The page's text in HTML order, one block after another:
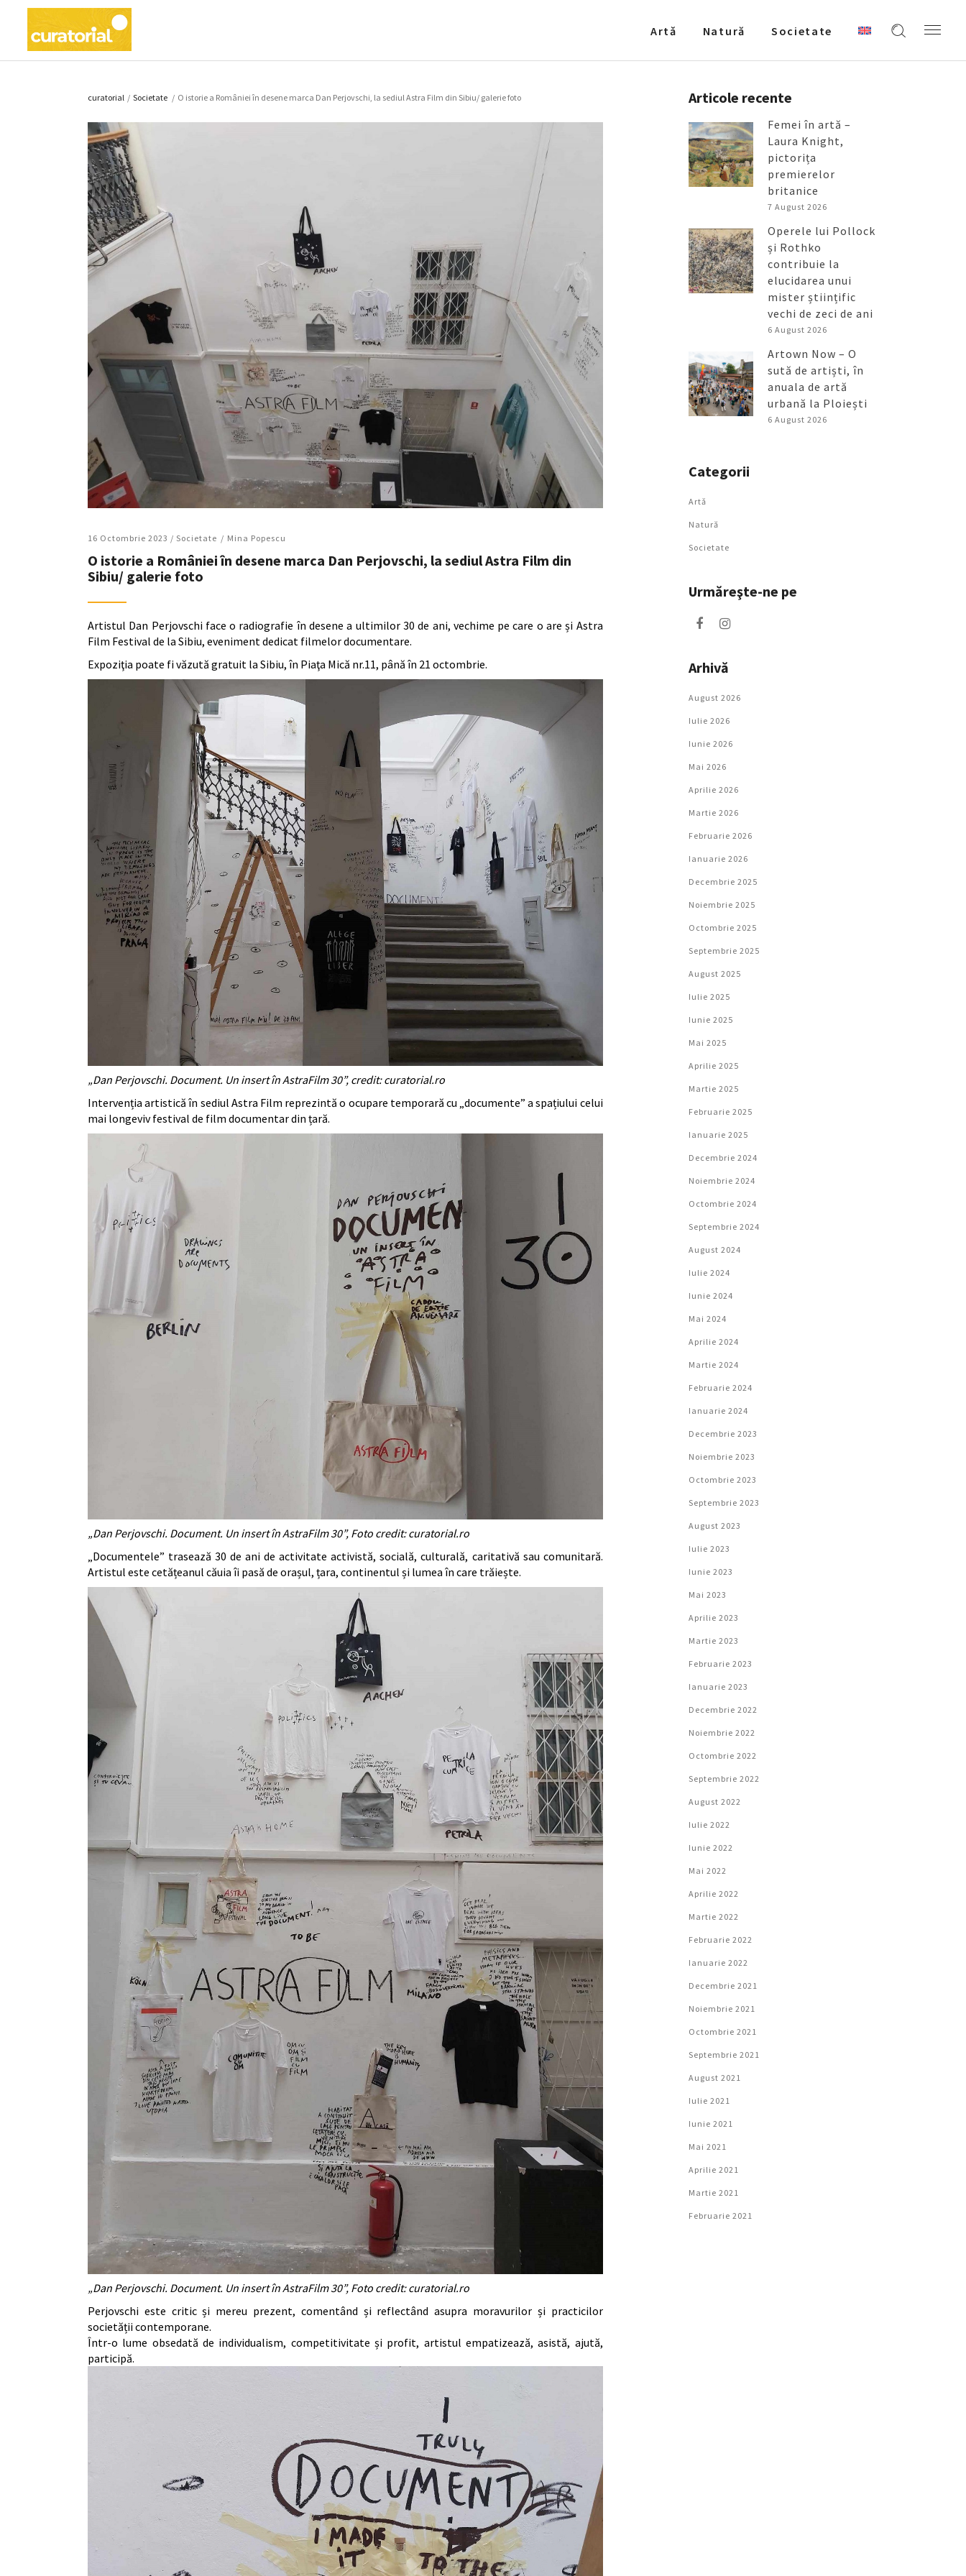
Artǎ Natură Societate
curatorial / Societate / O istorie a României în desene marca Dan Perjovschi, la sediul Astra Film din Sibiu/ galerie foto
16 Octombrie 2023 / Societate Mina Popescu
O istorie a României în desene marca Dan Perjovschi, la sediul Astra Film din
Sibiu/ galerie foto
Artistul Dan Perjovschi face o radiografie în desene a ultimilor 30 de ani, vechime pe care o are și Astra
Film Festival de la Sibiu, eveniment dedicat filmelor documentare.
Expoziţia poate fi văzută gratuit la Sibiu, în Piaţa Mică nr.11, până în 21 octombrie.
„Dan Perjovschi. Document. Un insert în AstraFilm 30”, credit: curatorial.ro
Intervenția artistică în sediul Astra Film reprezintă o ocupare temporară cu „documente” a spațiului celui
mai longeviv festival de film documentar din țară.
„Dan Perjovschi. Document. Un insert în AstraFilm 30”, Foto credit: curatorial.ro
„Documentele” trasează 30 de ani de activitate activistă, socială, culturală, caritativă sau comunitară.
Artistul este cetățeanul căuia îi pasă de orașul, țara, continentul și lumea în care trăiește.
„Dan Perjovschi. Document. Un insert în AstraFilm 30”, Foto credit: curatorial.ro
Perjovschi este critic și mereu prezent, comentând și reflectând asupra moravurilor și practicilor
societății contemporane.
Într-o lume obsedată de individualism, competitivitate și profit, artistul empatizează, asistă, ajută,
participă.
Articole recente
Femei în artă –
Laura Knight,
pictorița
premierelor
britanice
7 August 2026
Operele lui Pollock
și Rothko
contribuie la
elucidarea unui
mister științific
vechi de zeci de ani
6 August 2026
Artown Now – O
sută de artiști, în
anuala de artă
urbană la Ploiești
6 August 2026
Categorii
Artǎ
Natură
Societate
Urmăreşte-ne pe
Arhivă
August 2026
Iulie 2026
Iunie 2026
Mai 2026
Aprilie 2026
Martie 2026
Februarie 2026
Ianuarie 2026
Decembrie 2025
Noiembrie 2025
Octombrie 2025
Septembrie 2025
August 2025
Iulie 2025
Iunie 2025
Mai 2025
Aprilie 2025
Martie 2025
Februarie 2025
Ianuarie 2025
Decembrie 2024
Noiembrie 2024
Octombrie 2024
Septembrie 2024
August 2024
Iulie 2024
Iunie 2024
Mai 2024
Aprilie 2024
Martie 2024
Februarie 2024
Ianuarie 2024
Decembrie 2023
Noiembrie 2023
Octombrie 2023
Septembrie 2023
August 2023
Iulie 2023
Iunie 2023
Mai 2023
Aprilie 2023
Martie 2023
Februarie 2023
Ianuarie 2023
Decembrie 2022
Noiembrie 2022
Octombrie 2022
Septembrie 2022
August 2022
Iulie 2022
Iunie 2022
Mai 2022
Aprilie 2022
Martie 2022
Februarie 2022
Ianuarie 2022
Decembrie 2021
Noiembrie 2021
Octombrie 2021
Septembrie 2021
August 2021
Iulie 2021
Iunie 2021
Mai 2021
Aprilie 2021
Martie 2021
Februarie 2021